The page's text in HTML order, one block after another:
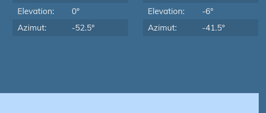
Elevation:
0°
Azimut:
-52.5°
Elevation:
-6°
Azimut:
-41.5°